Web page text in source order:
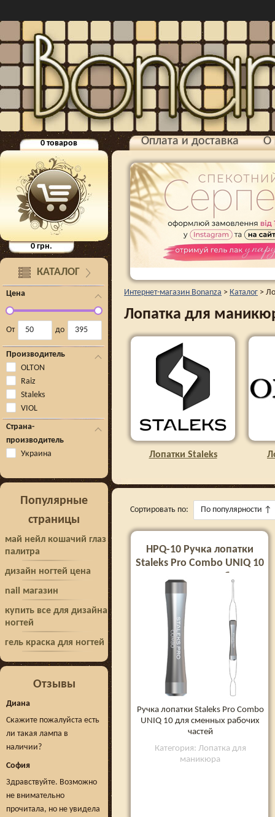
0товаров
0грн.
КАТАЛОГ
Цена
От до
Производитель
OLTON
Raiz
Staleks
VIOL
Страна-
производитель
Украина
Популярные
страницы
май нейл кошачий глаз
палитра
дизайн ногтей цена
nail магазин
купить все для дизайна
ногтей
гель краска для ногтей
Отзывы
Диана
Скажите пожалуйста есть
ли такая лампа в
наличии?
София
Здравствуйте. Возможно
не внимательно
прочитала, но не увидела
Оплата и доставка О
Интернет-магазин Bonanza > Каталог >
Лопатка для
Лопатки Staleks
Сортировать по: По популярности ↑
HPQ-10 Ручка лопатки
Staleks Pro Combo UNIQ 10
для сменных рабочих
Ручка лопатки Staleks Pro Combo
UNIQ 10 для сменных рабочих
частей
Категория: Лопатка для
маникюра